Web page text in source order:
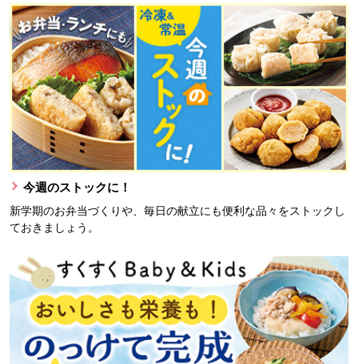
今週のストックに！
新学期のお弁当づくりや、毎日の献立にも便利な品々をストックし
ておきましょう。